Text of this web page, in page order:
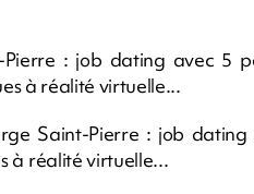
: job dating avec 5
à réalité virtuelle...
Saint-Pierre : job dating
à réalité virtuelle...